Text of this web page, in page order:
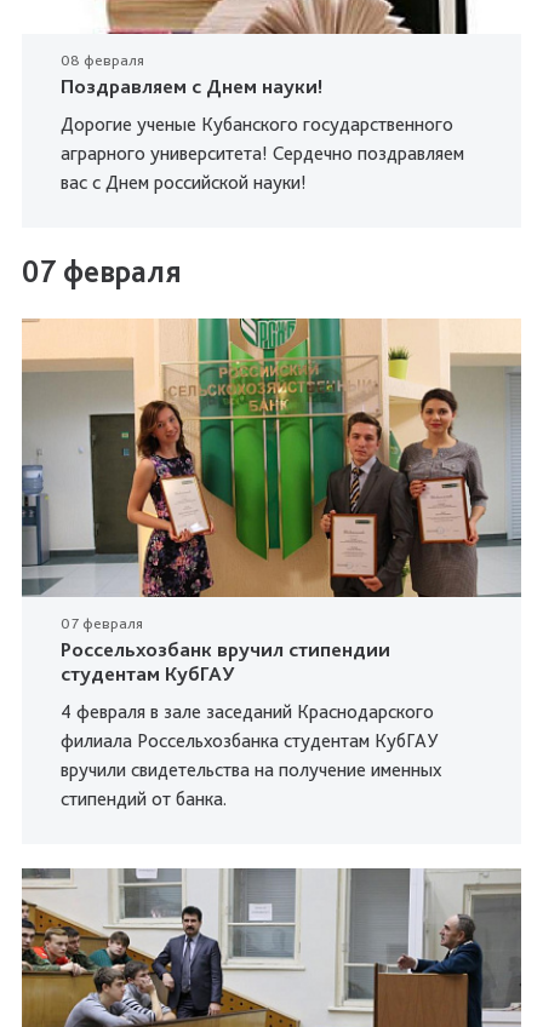
08 февраля
Поздравляем с Днем науки!
Дорогие ученые Кубанского государственного
аграрного университета! Сердечно поздравляем
вас с Днем российской науки!
07 февраля
07 февраля
Россельхозбанк вручил стипендии
студентам КубГАУ
4 февраля в зале заседаний Краснодарского
филиала Россельхозбанка студентам КубГАУ
вручили свидетельства на получение именных
стипендий от банка.